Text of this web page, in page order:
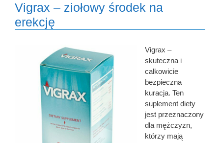
Vigrax – ziołowy środek na
erekcję
Vigrax –
skuteczna i
całkowicie
bezpieczna
kuracja. Ten
suplement diety
jest przeznaczony
dla mężczyzn,
którzy mają